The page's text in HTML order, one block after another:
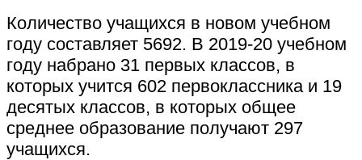
Количество учащихся в новом учебном
году составляет 5692. В 2019-20 учебном
году набрано 31 первых классов, в
которых учится 602 первоклассника и 19
десятых классов, в которых общее
среднее образование получают 297
учащихся.